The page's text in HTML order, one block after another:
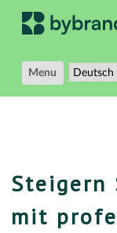
Menu
Steigern
mit